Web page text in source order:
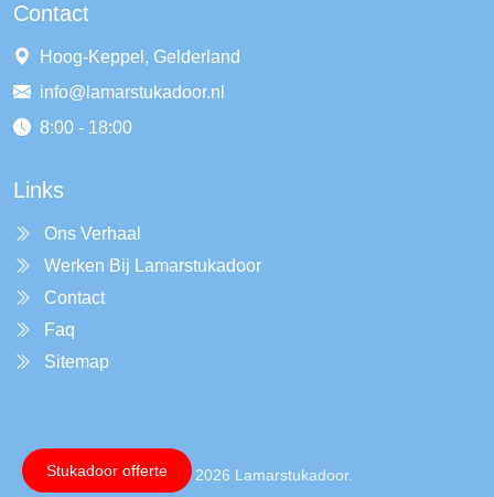
Contact
Hoog-Keppel, Gelderland
info@lamarstukadoor.nl
8:00 - 18:00
Links
Ons Verhaal
Werken Bij Lamarstukadoor
Contact
Faq
Sitemap
Copyright © 2026 Lamarstukadoor.
Stukadoor offerte